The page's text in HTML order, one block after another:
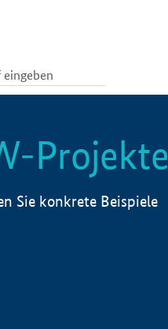
Projekte
Sie konkrete Beispiele